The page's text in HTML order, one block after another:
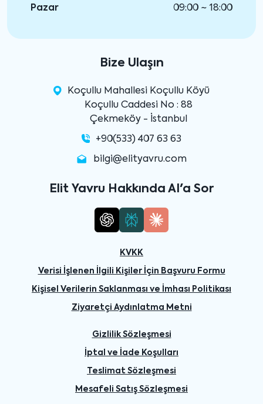
Pazar
09:00 ~ 18:00
Bize Ulaşın
Koçullu Mahallesi Koçullu Köyü
Koçullu Caddesi No : 88
Çekmeköy - İstanbul
+90(533) 407 63 63
bilgi@elityavru.com
Elit Yavru Hakkında AI'a Sor
KVKK
Verisi İşlenen İlgili Kişiler İçin Başvuru Formu
Kişisel Verilerin Saklanması ve İmhası Politikası
Ziyaretçi Aydınlatma Metni
Gizlilik Sözleşmesi
İptal ve İade Koşulları
Teslimat Sözleşmesi
Mesafeli Satış Sözleşmesi